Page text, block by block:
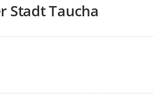
Stadt Taucha